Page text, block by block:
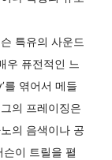
특유의 사운드
우 퓨전적인 느
를 엮어서 메들
의 프레이징은
의 음색이나 공
이 트릴을 펼